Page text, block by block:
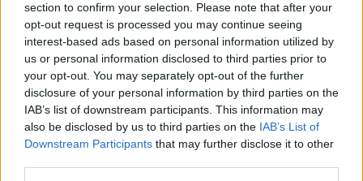
section to confirm your selection. Please note that after your
opt-out request is processed you may continue seeing
interest-based ads based on personal information utilized by
us or personal information disclosed to third parties prior to
your opt-out. You may separately opt-out of the further
disclosure of your personal information by third parties on the
IAB’s list of downstream participants. This information may
also be disclosed by us to third parties on the IAB’s List of
Downstream Participants that may further disclose it to other
Genom att anmäla dig godkänner du OK-förlagets
personuppgiftspolicy.
MER FRÅN VI BILÄGARE